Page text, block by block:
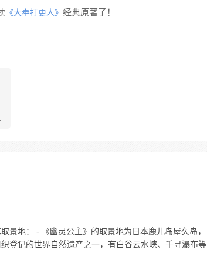
《大奉打更人》 经典原著了！
景地： - 《幽灵公主》的取景地为日本鹿儿岛屋久岛，
登记的世界自然遗产之一，有白谷云水峡、千寻瀑布等